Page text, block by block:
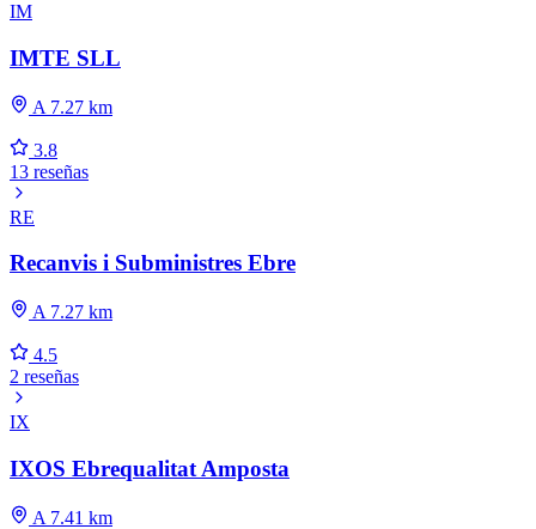
IM
IMTE SLL
A 7.27 km
3.8
13 reseñas
RE
Recanvis i Subministres Ebre
A 7.27 km
4.5
2 reseñas
IX
IXOS Ebrequalitat Amposta
A 7.41 km